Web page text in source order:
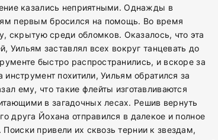
казались неприятными. Однажды в
первым бросился на помощь. Во время
скрытую среди обломков. Оказалось, что эта
Уильям заставлял всех вокруг танцевать до
быстро распространились, и вскоре за
похитили, Уильям обратился за
ему, что такие флейты изготавливаются
в загадочных лесах. Решив вернуть
друга Йохана отправился в далекое и полное
привели их сквозь тернии к звездам,